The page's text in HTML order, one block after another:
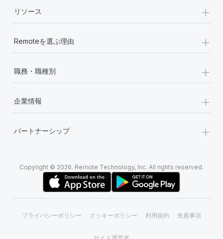
リソース +
Remoteを選ぶ理由 +
職務・職種別 +
企業情報 +
パートナーシップ +
Copyright © 2026. Remote Technology, Inc. All rights reserved.
プライバシーポリシー クッキーポリシー 利用規約 免責事項